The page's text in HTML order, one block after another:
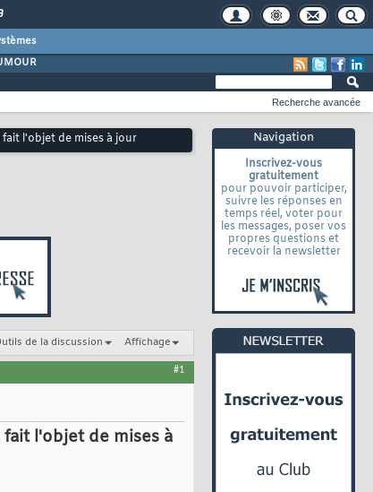
Navigation
Inscrivez-vous
gratuitement
pour pouvoir participer,
suivre les réponses en
temps réel, voter pour
les messages, poser vos
propres questions et
recevoir la newsletter
Recherche avancée
l'objet de mises à jour
de la discussion Affichage
#1
l'objet de mises à